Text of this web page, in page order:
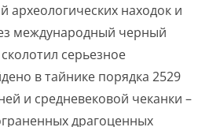
археологических находок и
международный черный
серьезное
в тайнике порядка 2529
и средневековой чеканки –
драгоценных